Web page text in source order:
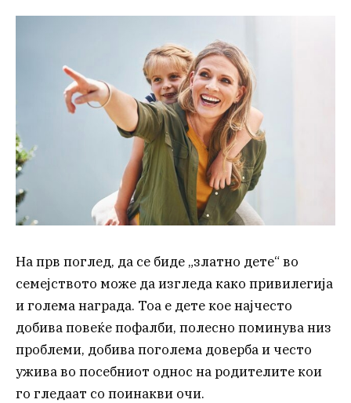
На прв поглед, да се биде „златно дете“ во
семејството може да изгледа како привилегија
и голема награда. Тоа е дете кое најчесто
добива повеќе пофалби, полесно поминува низ
проблеми, добива поголема доверба и често
ужива во посебниот однос на родителите кои
го гледаат со поинакви очи.